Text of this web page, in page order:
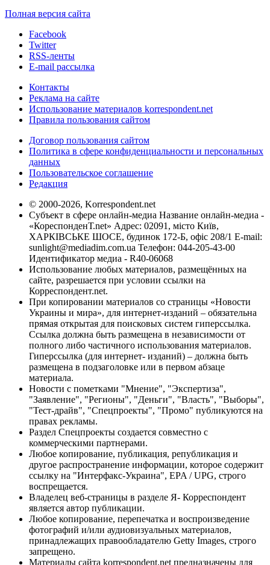
Полная версия сайта
Facebook
Twitter
RSS-ленты
E-mail рассылка
Контакты
Реклама на сайте
Использование материалов korrespondent.net
Правила пользования сайтом
Договор пользования сайтом
Политика в сфере конфиденциальности и персональных
данных
Пользовательское соглашение
Редакция
© 2000-2026, Korrespondent.net
Субъект в сфере онлайн-медиа Название онлайн-медиа -
«КореспонденТ.net» Адрес: 02091, місто Київ,
ХАРКІВСЬКЕ ШОСЕ, будинок 172-Б, офіс 208/1 E-mail:
sunlight@mediadim.com.ua Телефон: 044-205-43-00
Идентификатор медиа - R40-06068
Использование любых материалов, размещённых на
сайте, разрешается при условии ссылки на
Корреспондент.net.
При копировании материалов со страницы «Новости
Украины и мира», для интернет-изданий – обязательна
прямая открытая для поисковых систем гиперссылка.
Ссылка должна быть размещена в независимости от
полного либо частичного использования материалов.
Гиперссылка (для интернет- изданий) – должна быть
размещена в подзаголовке или в первом абзаце
материала.
Новости с пометками "Мнение", "Экспертиза",
"Заявление", "Регионы", "Деньги", "Власть", "Выборы",
"Тест-драйв", "Спецпроекты", "Промо" публикуются на
правах рекламы.
Раздел Спецпроекты создается совместно с
коммерческими партнерами.
Любое копирование, публикация, републикация и
другое распространение информации, которое содержит
ссылку на "Интерфакс-Украина", EPA / UPG, строго
воспрещается.
Владелец веб-страницы в разделе Я- Корреспондент
является автор публикации.
Любое копирование, перепечатка и воспроизведение
фотографий и/или аудиовизуальных материалов,
принадлежащих правообладателю Getty Images, строго
запрещено.
Материалы сайта korrespondent.net предназначены для